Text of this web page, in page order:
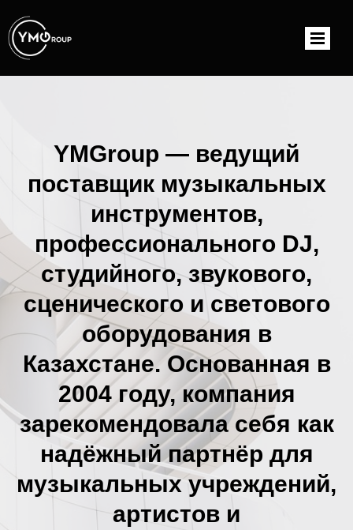
YMGroup — ведущий
поставщик музыкальных
инструментов,
профессионального DJ,
студийного, звукового,
сценического и светового
оборудования в
Казахстане. Основанная в
2004 году, компания
зарекомендовала себя как
надёжный партнёр для
музыкальных учреждений,
артистов и